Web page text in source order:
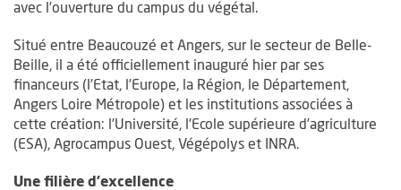
avec l’ouverture du campus du végétal.
Situé entre Beaucouzé et Angers, sur le secteur de Belle-
Beille, il a été officiellement inauguré hier par ses
financeurs (l’Etat, l’Europe, la Région, le Département,
Angers Loire Métropole) et les institutions associées à
cette création: l’Université, l’Ecole supérieure d’agriculture
(ESA), Agrocampus Ouest, Végépolys et INRA.
Une filière d’excellence